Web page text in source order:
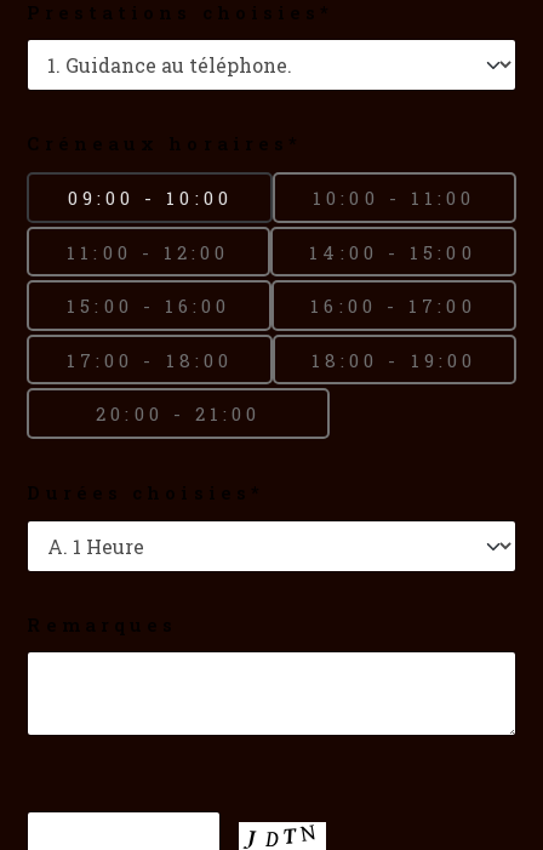
09:00 - 10:00 10:00 - 11:00
11:00 - 12:00 14:00 - 15:00
15:00 - 16:00 16:00 - 17:00
17:00 - 18:00 18:00 - 19:00
20:00 - 21:00